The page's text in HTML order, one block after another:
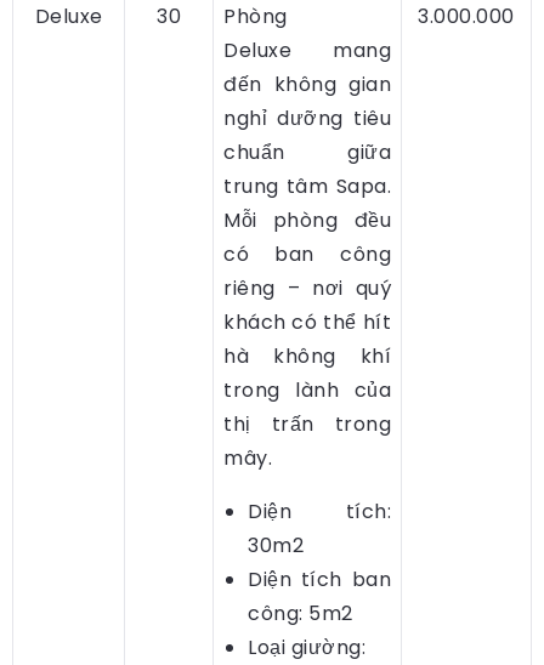
Deluxe
30
Phòng
Deluxe mang
đến không gian
nghỉ dưỡng tiêu
chuẩn giữa
trung tâm Sapa.
Mỗi phòng đều
có ban công
riêng – nơi quý
khách có thể hít
hà không khí
trong lành của
thị trấn trong
mây.​
Diện tích:
30m2
Diện tích ban
công: 5m2
Loại giường:
3.000.000